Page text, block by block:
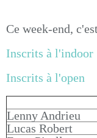
Ce week-end,
Inscrits à l'indoor
Inscrits à l'open
Lenny Andrieu
Lucas Robert